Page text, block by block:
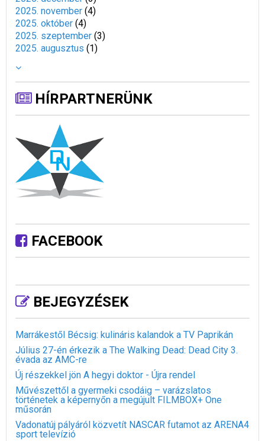
2025. november (4)
2025. október (4)
2025. szeptember (3)
2025. augusztus (1)
HÍRPARTNERÜNK
FACEBOOK
BEJEGYZÉSEK
Marrákestől Bécsig: kulináris kalandok a TV Paprikán
Július 27-én érkezik a The Walking Dead: Dead City 3.
évada az AMC-re
Új részekkel jön A hegyi doktor - Újra rendel
Művészettől a gyermeki csodáig – varázslatos
történetek a képernyőn a megújult FILMBOX+ One
műsorán
Vadonatúj pályáról közvetít NASCAR futamot az ARENA4
sport televízió